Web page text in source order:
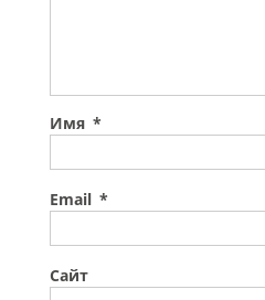
Имя *
Email *
Сайт